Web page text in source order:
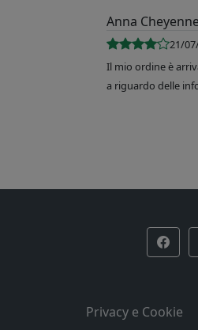
Anna
21/
Il mio ordine è
a riguardo delle
Privacy e Cookie